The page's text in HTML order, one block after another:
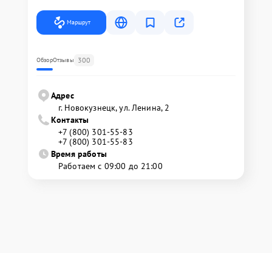
Маршрут
ОбзорОтзывы 300
Адрес
г. Новокузнецк, ул. Ленина, 2
Контакты
+7 (800) 301-55-83
+7 (800) 301-55-83
Время работы
Работаем с 09:00 до 21:00